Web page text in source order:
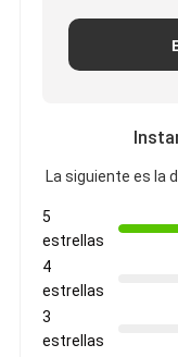
La siguiente es la
5
estrellas
4
estrellas
3
estrellas